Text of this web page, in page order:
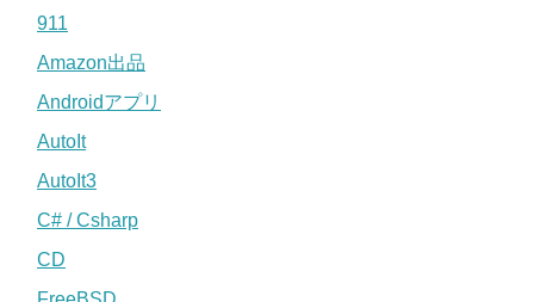
911
Amazon出品
Androidアプリ
AutoIt
AutoIt3
C# / Csharp
CD